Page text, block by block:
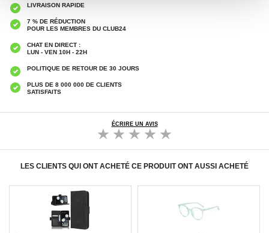
LIVRAISON RAPIDE
7 % DE RÉDUCTION
POUR LES MEMBRES DU CLUB24
CHAT EN DIRECT :
LUN - VEN 10H - 22H
POLITIQUE DE RETOUR DE 30 JOURS
PLUS DE 8 000 000 DE CLIENTS
SATISFAITS
ÉCRIRE UN AVIS
LES CLIENTS QUI ONT ACHETÉ CE PRODUIT ONT AUSSI ACHETÉ